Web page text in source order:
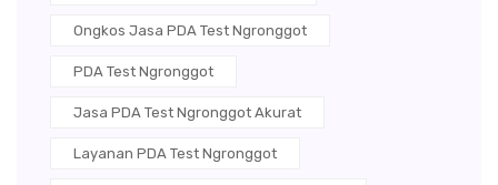
Ongkos Jasa PDA Test Ngronggot
PDA Test Ngronggot
Jasa PDA Test Ngronggot Akurat
Layanan PDA Test Ngronggot